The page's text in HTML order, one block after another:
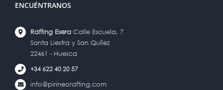
ENCUÉNTRANOS
Rafting Esera Calle Escuela, 7
Santa Liestra y San Quílez
22461 - Huesca
+34 622 40 20 57
info@pirineorafting.com